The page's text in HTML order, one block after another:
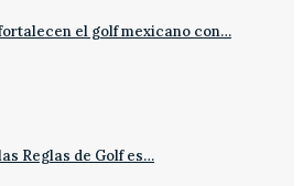
fortalecen el golf mexicano con…
Reglas de Golf es…